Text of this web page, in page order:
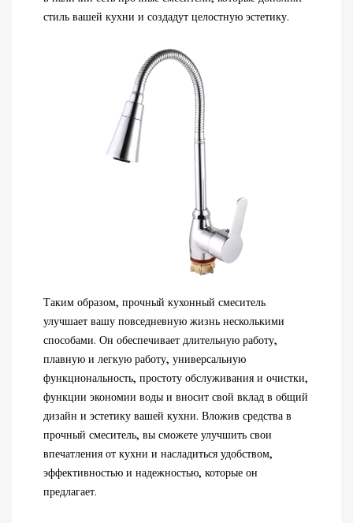
стиль вашей кухни и создадут целостную эстетику.
Таким образом, прочный кухонный смеситель
улучшает вашу повседневную жизнь несколькими
способами. Он обеспечивает длительную работу,
плавную и легкую работу, универсальную
функциональность, простоту обслуживания и очистки,
функции экономии воды и вносит свой вклад в общий
дизайн и эстетику вашей кухни. Вложив средства в
прочный смеситель, вы сможете улучшить свои
впечатления от кухни и насладиться удобством,
эффективностью и надежностью, которые он
предлагает.